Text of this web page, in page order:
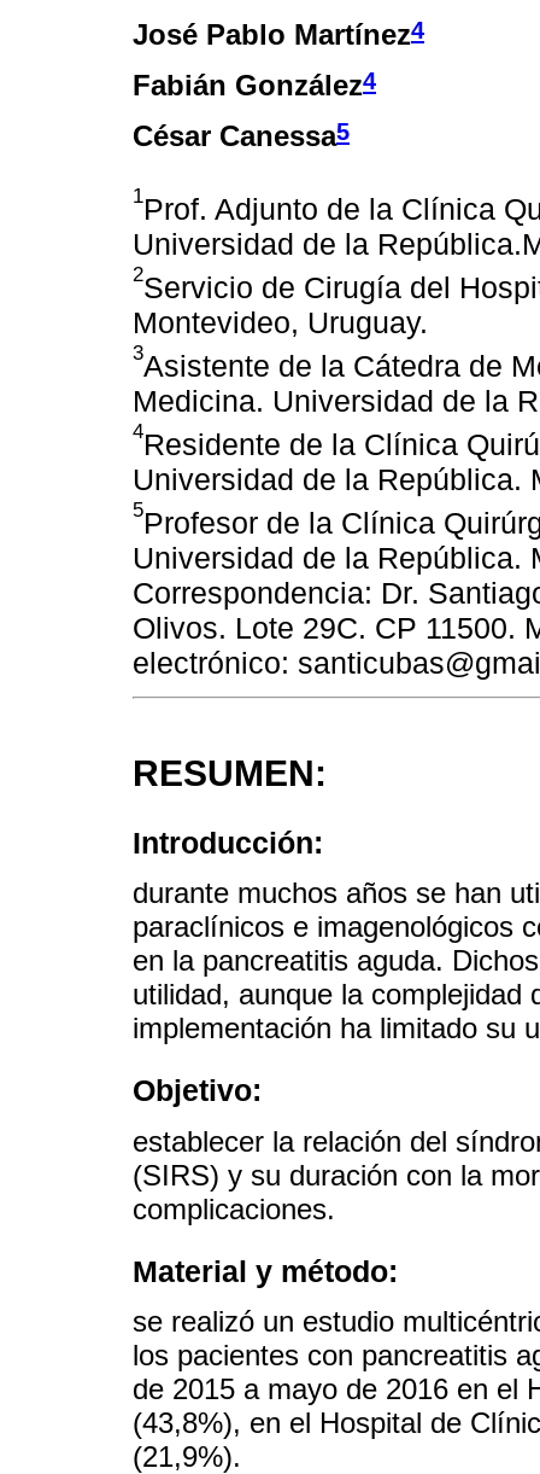
José Pablo Martínez4
Fabián González4
César Canessa5
1Prof. Adjunto de la Clínica
Universidad de la
2Servicio de Cirugía del
Montevideo, Uruguay.
3Asistente de la Cátedra de
Medicina. Universidad de la
4Residente de la Clínica
Universidad de la República.
5Profesor de la Clínica
Universidad de la República.
Correspondencia: Dr.
Olivos. Lote 29C. CP 11500.
electrónico:
RESUMEN:
Introducción:
durante muchos años se han
paraclínicos e imagenológicos
en la pancreatitis aguda.
utilidad, aunque la complejidad
implementación ha limitado su
Objetivo:
establecer la relación del
(SIRS) y su duración con la
complicaciones.
Material y método:
se realizó un estudio
los pacientes con pancreatitis
de 2015 a mayo de 2016 en el
(43,8%), en el Hospital de
(21,9%).